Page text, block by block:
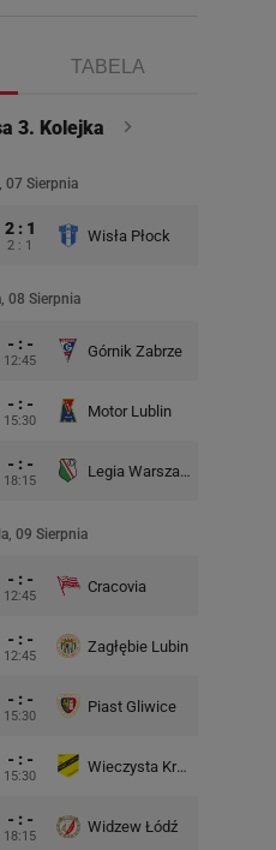
TABELA
3. Kolejka
07 Sierpnia
2 : 1
2 : 1
Wisła Płock
08 Sierpnia
- : -
12:45
Górnik Zabrze
- : -
15:30
Motor Lublin
- : -
18:15
Legia Warszawa
09 Sierpnia
- : -
12:45
Cracovia
- : -
12:45
Zagłębie Lubin
- : -
15:30
Piast Gliwice
- : -
15:30
Wieczysta Kraków
- : -
18:15
Widzew Łódź